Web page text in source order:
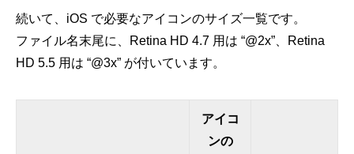
続いて、iOS で必要なアイコンのサイズ一覧です。
ファイル名末尾に、Retina HD 4.7 用は “@2x”、Retina
HD 5.5 用は “@3x” が付いています。
アイコ
ンの